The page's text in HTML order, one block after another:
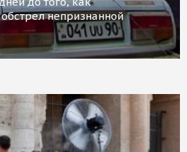
непризнанной